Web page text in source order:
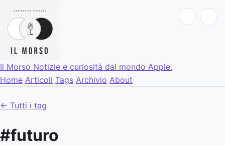
Il Morso Notizie e curiosità dal mondo Apple.
Home Articoli Tags Archivio About
← Tutti i tag
#futuro